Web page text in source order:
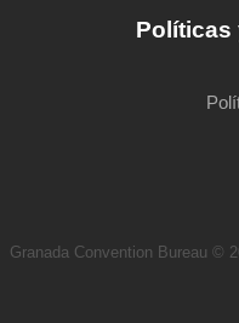
Políticas
Granada Convention Bureau ©